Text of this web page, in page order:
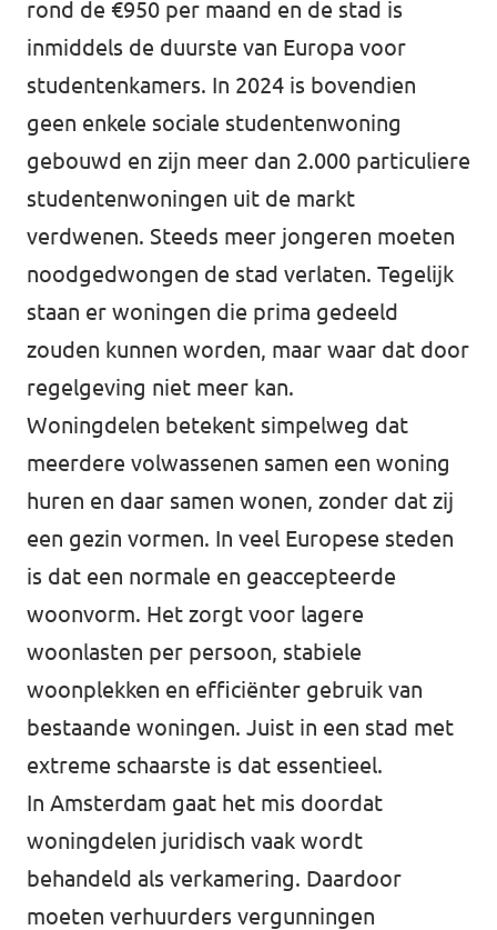
rond de €950 per maand en de stad is
inmiddels de duurste van Europa voor
studentenkamers. In 2024 is bovendien
geen enkele sociale studentenwoning
gebouwd en zijn meer dan 2.000 particuliere
studentenwoningen uit de markt
verdwenen. Steeds meer jongeren moeten
noodgedwongen de stad verlaten. Tegelijk
staan er woningen die prima gedeeld
zouden kunnen worden, maar waar dat door
regelgeving niet meer kan.
Woningdelen betekent simpelweg dat
meerdere volwassenen samen een woning
huren en daar samen wonen, zonder dat zij
een gezin vormen. In veel Europese steden
is dat een normale en geaccepteerde
woonvorm. Het zorgt voor lagere
woonlasten per persoon, stabiele
woonplekken en efficiënter gebruik van
bestaande woningen. Juist in een stad met
extreme schaarste is dat essentieel.
In Amsterdam gaat het mis doordat
woningdelen juridisch vaak wordt
behandeld als verkamering. Daardoor
moeten verhuurders vergunningen